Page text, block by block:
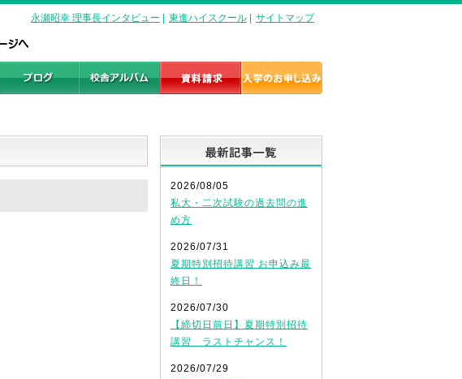
永瀬昭幸 理事長インタビュー 東進ハイスクール サイトマップ
2026/08/05
私大・二次試験の過去問の進
め方
2026/07/31
夏期特別招待講習 お申込み最
終日！
2026/07/30
【締切日前日】夏期特別招待
講習 ラストチャンス！
2026/07/29